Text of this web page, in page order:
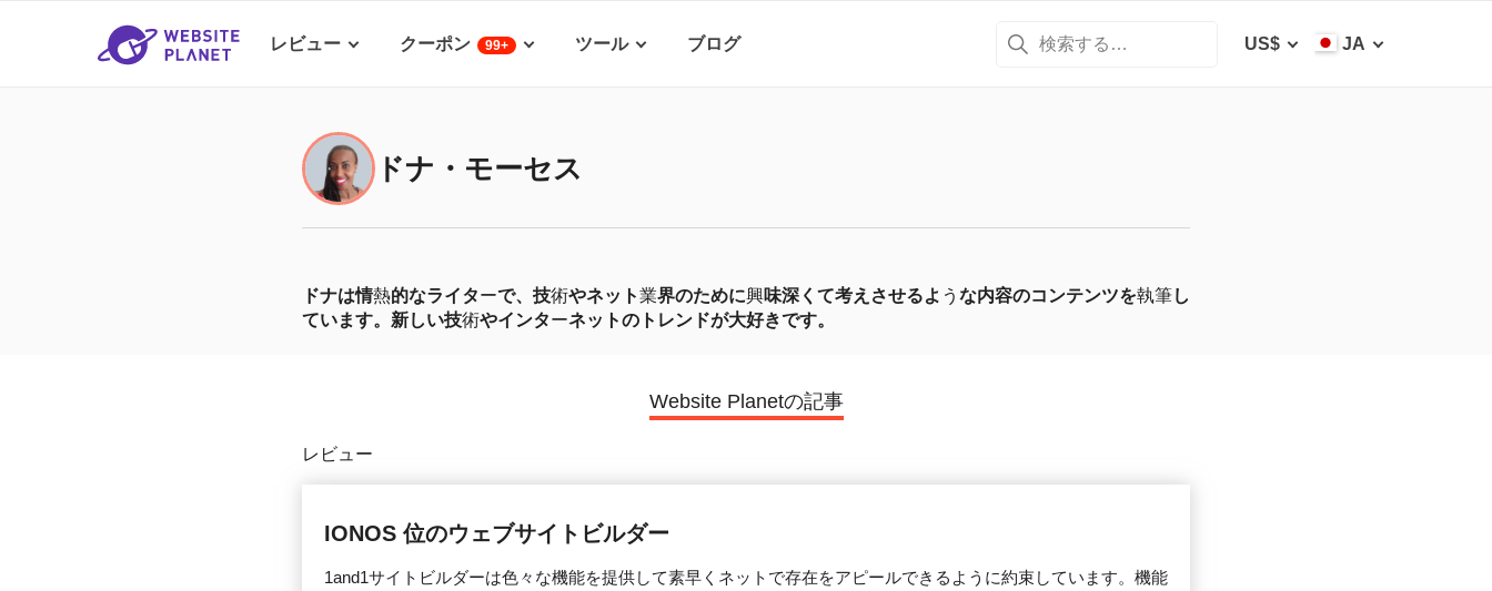
レビュー クーポン 99+ ツール ブログ US$ JA
ドナ・モーセス
ドナは情熱的なライターで、技術やネット業界のために興味深くて考えさせるよ う な内容のコンテンツを執筆し
ています。新しい技術やインターネットのトレンドが大好きです。
Website Planetの記事
レビュー
IONOS 位のウェブサイトビルダー
1and1サイトビルダーは色々な機能を提供して素早くネットで存在をアピールできるように約束しています。機能